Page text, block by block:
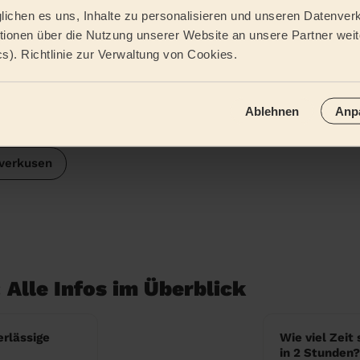
es uns, Inhalte zu personalisieren und unseren
über die Nutzung unserer Website an unsere Partner
Richtlinie zur Verwaltung von Cookies.
Ablehnen
Dortmund
Schleswig-Holstein
Hamburg
Baden-
Infos im Überblick
Wie viel Zeit
in 2 Stunden?